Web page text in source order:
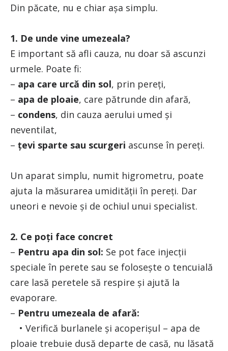
Din păcate, nu e chiar așa simplu.
1. De unde vine umezeala?
E important să afli cauza, nu doar să ascunzi
urmele. Poate fi:
– apa care urcă din sol, prin pereți,
– apa de ploaie, care pătrunde din afară,
– condens, din cauza aerului umed și
neventilat,
– țevi sparte sau scurgeri ascunse în pereți.
Un aparat simplu, numit higrometru, poate
ajuta la măsurarea umidității în pereți. Dar
uneori e nevoie și de ochiul unui specialist.
2. Ce poți face concret
– Pentru apa din sol: Se pot face injecții
speciale în perete sau se folosește o tencuială
care lasă peretele să respire și ajută la
evaporare.
– Pentru umezeala de afară:
• Verifică burlanele și acoperișul – apa de
ploaie trebuie dusă departe de casă, nu lăsată